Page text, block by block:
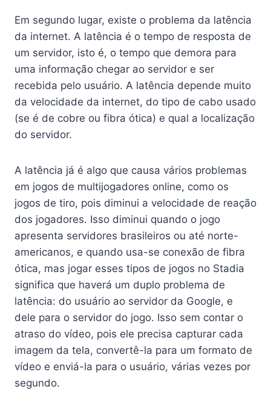
Em segundo lugar, existe o problema da latência
da internet. A latência é o tempo de resposta de
um servidor, isto é, o tempo que demora para
uma informação chegar ao servidor e ser
recebida pelo usuário. A latência depende muito
da velocidade da internet, do tipo de cabo usado
(se é de cobre ou fibra ótica) e qual a localização
do servidor.
A latência já é algo que causa vários problemas
em jogos de multijogadores online, como os
jogos de tiro, pois diminui a velocidade de reação
dos jogadores. Isso diminui quando o jogo
apresenta servidores brasileiros ou até norte-
americanos, e quando usa-se conexão de fibra
ótica, mas jogar esses tipos de jogos no Stadia
significa que haverá um duplo problema de
latência: do usuário ao servidor da Google, e
dele para o servidor do jogo. Isso sem contar o
atraso do vídeo, pois ele precisa capturar cada
imagem da tela, convertê-la para um formato de
vídeo e enviá-la para o usuário, várias vezes por
segundo.